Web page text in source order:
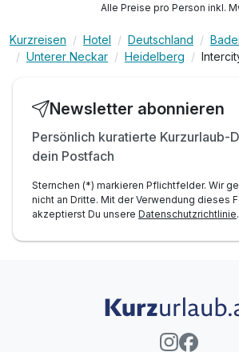
Alle Preise pro Person inkl.
Kurzreisen Hotel Deutschland
Unterer Neckar
Heidelberg
Newsletter abonnieren
Persönlich kuratierte Kurzurlaub-
dein Postfach
Sternchen (*) markieren Pflichtfelder. Wir
nicht an Dritte. Mit der Verwendung dieses
akzeptierst Du unsere Datenschutzrichtlinie.